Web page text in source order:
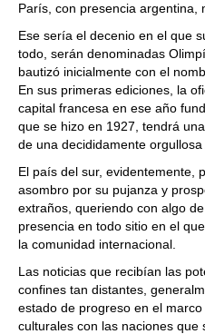
París, con presencia argentina,
Ese sería el decenio en el que
todo, serán denominadas
bautizó inicialmente con el
En sus primeras ediciones, la
capital francesa en ese año
que se hizo en 1927, tendrá
de una decididamente orgullosa
El país del sur, evidentemente,
asombro por su pujanza y
extraños, queriendo con algo
presencia en todo sitio en el
la comunidad internacional.
Las noticias que recibían las
confines tan distantes,
estado de progreso en el
culturales con las naciones